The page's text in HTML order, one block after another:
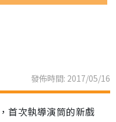
發佈時間: 2017/05/16
首次執導演筒的新戲